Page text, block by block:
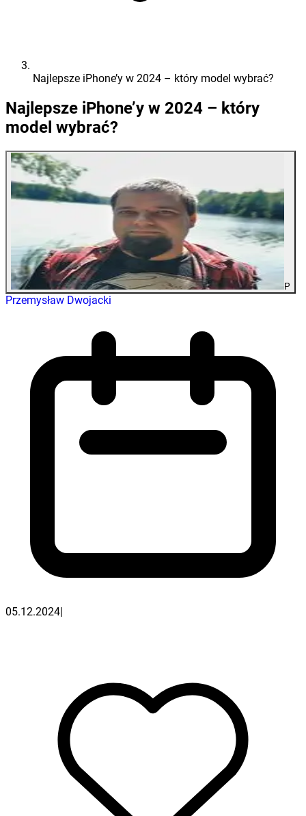
Najlepsze iPhone’y w 2024 – który model wybrać?
Najlepsze iPhone’y w 2024 – który
model wybrać?
P
Przemysław Dwojacki
05.12.2024|